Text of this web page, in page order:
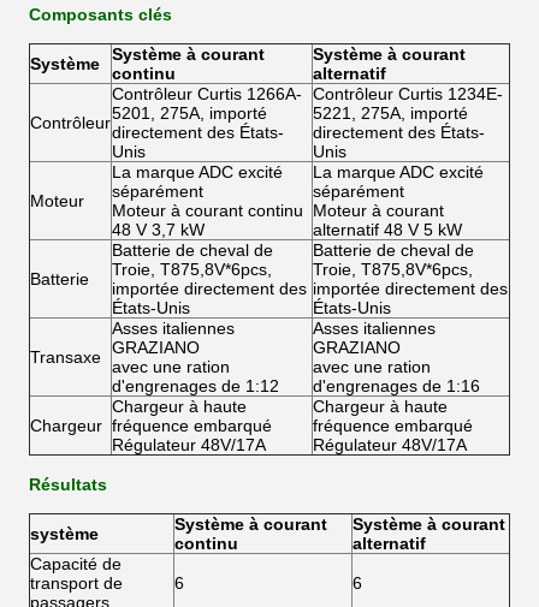
Composants clés
Système
Système à courant
continu
Système à courant
alternatif
Contrôleur
Contrôleur Curtis 1266A-
5201, 275A, importé
directement des États-
Unis
Contrôleur Curtis 1234E-
5221, 275A, importé
directement des États-
Unis
Moteur
La marque ADC excité
séparément
Moteur à courant continu
48 V 3,7 kW
La marque ADC excité
séparément
Moteur à courant
alternatif 48 V 5 kW
Batterie
Batterie de cheval de
Troie, T875,8V*6pcs,
importée directement des
États-Unis
Batterie de cheval de
Troie, T875,8V*6pcs,
importée directement des
États-Unis
Transaxe
Asses italiennes
GRAZIANO
avec une ration
d'engrenages de 1:12
Asses italiennes
GRAZIANO
avec une ration
d'engrenages de 1:16
Chargeur
Chargeur à haute
fréquence embarqué
Régulateur 48V/17A
Chargeur à haute
fréquence embarqué
Régulateur 48V/17A
Résultats
système
Système à courant
continu
Système à courant
alternatif
Capacité de
transport de
passagers
6 6